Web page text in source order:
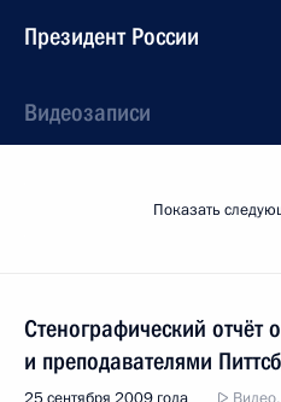
Президент России
Видеозаписи
Показать
Стенографический отчёт
и преподавателями